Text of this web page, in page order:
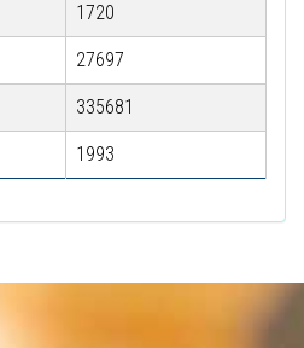
1720
27697
335681
1993